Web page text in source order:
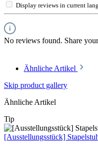
Display reviews in current
No reviews found. Share
Ähnliche Artikel
Skip product gallery
Ähnliche Artikel
Tip
[Ausstellungsstück]